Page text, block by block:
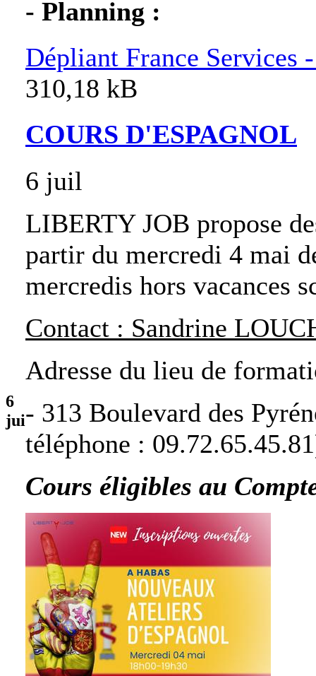
- Planning :
Dépliant France Services
310,18 kB
6
jui
COURS D'ESPAGNOL
6 juil
LIBERTY JOB propose
partir du mercredi 4 mai
mercredis hors vacances
Contact : Sandrine
Adresse du lieu de
- 313 Boulevard des
téléphone :
Cours éligibles au